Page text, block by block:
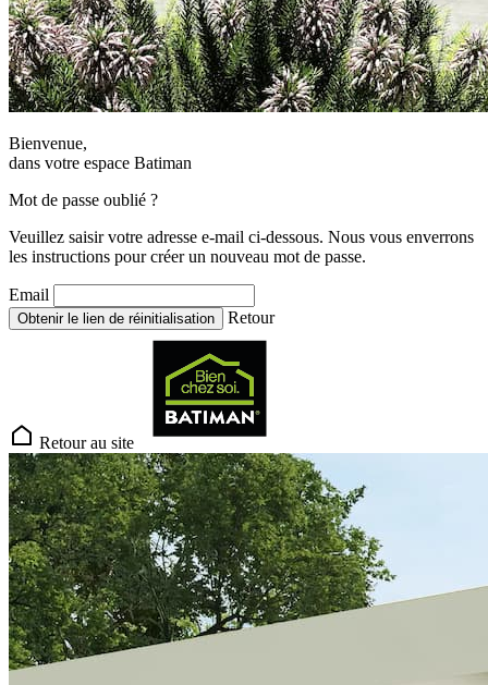
Bienvenue,
dans votre espace Batiman
Mot de passe oublié ?
Veuillez saisir votre adresse e-mail ci-dessous. Nous vous enverrons
les instructions pour créer un nouveau mot de passe.
Email
Obtenir le lien de réinitialisation Retour
Retour au site